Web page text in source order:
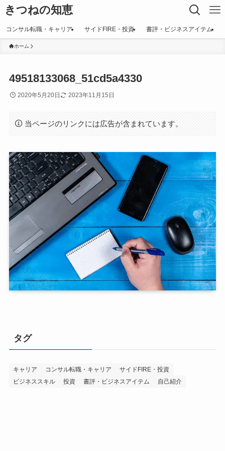
きつねの知恵
コンサル転職・キャリア サイドFIRE・投資 書評・ビジネスアイテム
ホーム
49518133068_51cd5a4330
2020年5月20日 2023年11月15日
当ページのリンクには広告が含まれています。
タグ
キャリア コンサル転職・キャリア
サイドFIRE・投資
ビジネススキル
投資 書評・ビジネスアイテム 自己紹介